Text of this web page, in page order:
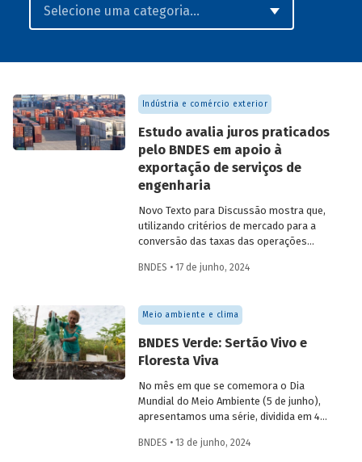
Indústria e comércio exterior
Estudo avalia juros praticados
pelo BNDES em apoio à
exportação de serviços de
engenharia
Novo Texto para Discussão mostra que,
utilizando critérios de mercado para a
conversão das taxas das operações
equivalentes em reais, os juros cobrados
e estiveram em linha com a taxa Selic –
em média, superando-a.
BNDES • 17 de junho, 2024
Meio ambiente e clima
BNDES Verde: Sertão Vivo e
Floresta Viva
No mês em que se comemora o Dia
Mundial do Meio Ambiente (5 de junho),
apresentamos uma série, dividida em 4
BNDES relacionadas ao tema. Os
BNDES • 13 de junho, 2024